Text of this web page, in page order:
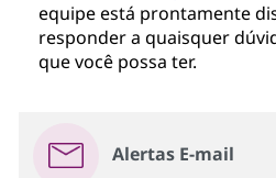
equipe está prontamente
responder a quaisquer
que você possa ter.
Alertas E-mail